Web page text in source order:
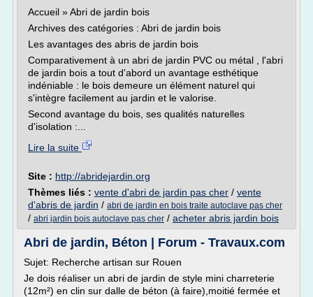
Accueil » Abri de jardin bois
Archives des catégories : Abri de jardin bois
Les avantages des abris de jardin bois
Comparativement à un abri de jardin PVC ou métal , l'abri
de jardin bois a tout d'abord un avantage esthétique
indéniable : le bois demeure un élément naturel qui
s'intègre facilement au jardin et le valorise.
Second avantage du bois, ses qualités naturelles
d'isolation :...
Lire la suite
Site : http://abridejardin.org
Thèmes liés : vente d'abri de jardin pas cher / vente
d'abris de jardin / abri de jardin en bois traite autoclave pas cher
/ abri jardin bois autoclave pas cher / acheter abris jardin bois
Abri de jardin, Béton | Forum - Travaux.com
Sujet: Recherche artisan sur Rouen
Je dois réaliser un abri de jardin de style mini charreterie
(12m²) en clin sur dalle de béton (à faire),moitié fermée et